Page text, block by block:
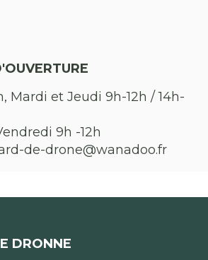
Mardi et Jeudi 9h-12h / 14h-
9h -12h
de-drone@wanadoo.fr
DRONNE